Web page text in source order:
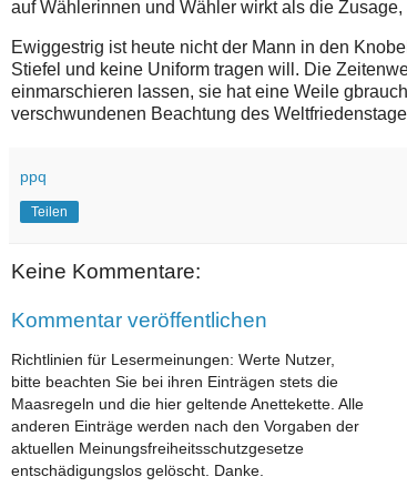
auf Wählerinnen und Wähler wirkt als die
Ewiggestrig ist heute nicht der Mann in den
Stiefel und keine Uniform tragen will. Die
einmarschieren lassen, sie hat eine Weile
verschwundenen Beachtung des
ppq
Teilen
Keine Kommentare:
Kommentar veröffentlichen
Richtlinien für Lesermeinungen: Werte Nutzer,
bitte beachten Sie bei ihren Einträgen stets die
Maasregeln und die hier geltende Anettekette. Alle
anderen Einträge werden nach den Vorgaben der
aktuellen Meinungsfreiheitsschutzgesetze
entschädigungslos gelöscht. Danke.